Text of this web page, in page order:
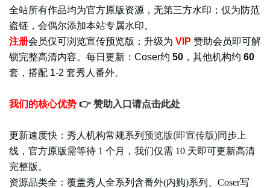
全站所有作品均为官方原版资源，无第三方水印；仅为防范
盗链，会偶尔添加本站专属水印。
注册会员仅可浏览宣传预览版 ； 升级为 VIP 赞助会员即可解
锁完整高清内容。每日更新： Coser约 50 ，其他机构约 60
套， 搭配 1-2 套秀人番外。
我们的核心优势 👉 赞助入口请点击此处
更新速度快：秀人机构常规系列 预览版(即宣传版)同步上
线，官方原版需等待 1 个月，我们仅需 10 天即可更新高清
完整版。
资源品类全：覆盖秀人全系列含番外(内购)系列、Coser写